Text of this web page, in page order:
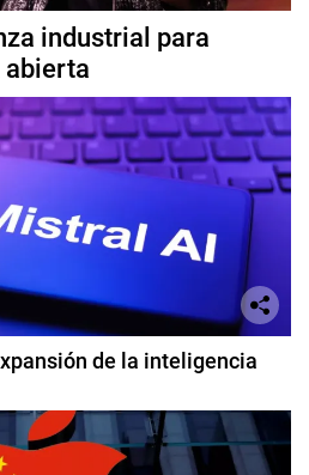
industrial para
abierta
de la inteligencia